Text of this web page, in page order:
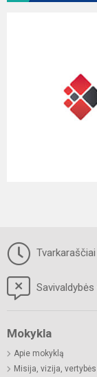
Tvarkaraščiai
Mokykla
Apie mokyklą
Misija, vizija, vertybės